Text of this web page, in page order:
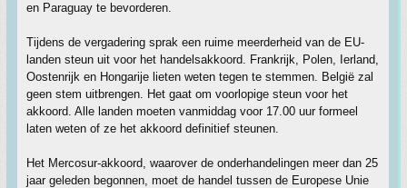
en Paraguay te bevorderen.
Tijdens de vergadering sprak een ruime meerderheid van de EU-
landen steun uit voor het handelsakkoord. Frankrijk, Polen, Ierland,
Oostenrijk en Hongarije lieten weten tegen te stemmen. België zal
geen stem uitbrengen. Het gaat om voorlopige steun voor het
akkoord. Alle landen moeten vanmiddag voor 17.00 uur formeel
laten weten of ze het akkoord definitief steunen.
Het Mercosur-akkoord, waarover de onderhandelingen meer dan 25
jaar geleden begonnen, moet de handel tussen de Europese Unie